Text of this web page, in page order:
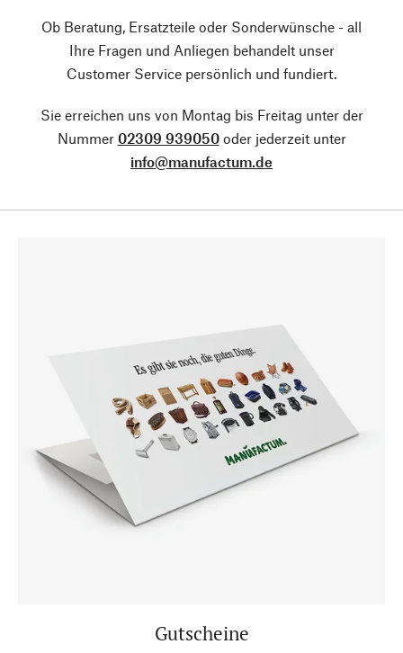
Ob Beratung, Ersatzteile oder Sonderwünsche - all
Ihre Fragen und Anliegen behandelt unser
Customer Service persönlich und fundiert.
Sie erreichen uns von Montag bis Freitag unter der
Nummer 02309 939050oder jederzeit unter
info@manufactum.de
Gutscheine